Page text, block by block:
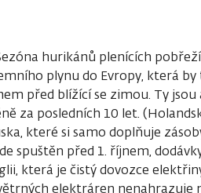
hurikánů plenících pobřeží
plynu do Evropy, která
před blížící se zimou. Ty jsou
za posledních 10 let.
které si samo doplňuje
spuštěn před 1. říjnem,
která je čistý dovozce
elektráren nenahrazuje